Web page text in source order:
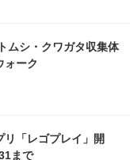
ムシ・クワガタ収集体
ォーク
「レゴプレイ」開
まで